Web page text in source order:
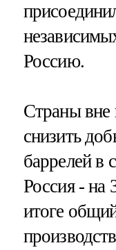
Россию.
Страны вне
снизить
баррелей в
Россия - на
итоге